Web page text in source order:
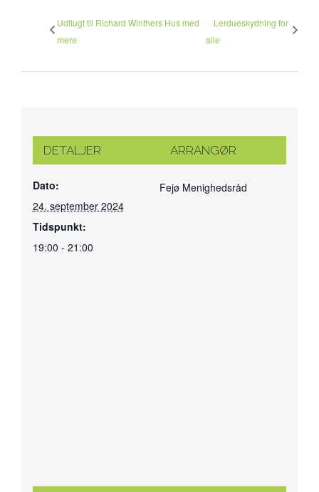
Udflugt til Richard Winthers Hus med
mere
Lerdueskydning for
alle
DETALJER
Dato:
24. september 2024
Tidspunkt:
19:00 - 21:00
ARRANGØR
Fejø Menighedsråd